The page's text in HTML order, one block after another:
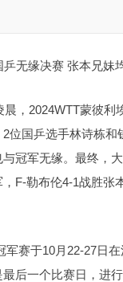
晨，2024WTT蒙彼利
位国乒选手林诗栋和
冠军无缘。最终，
F-勒布伦4-1战胜张
军赛于10月22-27日
后一个比赛日，进